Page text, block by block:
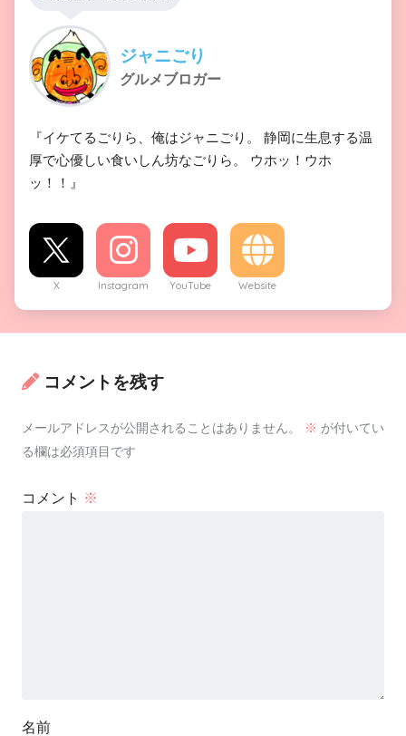
ジャニごり
グルメブロガー
『イケてるごりら、俺はジャニごり。 静岡に生息する温
厚で心優しい食いしん坊なごりら。 ウホッ！ウホ
ッ！！』
X Instagram YouTube Website
コメントを残す
メールアドレスが公開されることはありません。 ※ が付いてい
る欄は必須項目です
コメント ※
名前